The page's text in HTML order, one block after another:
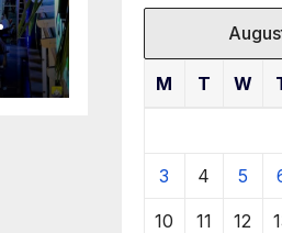
M T W
3 4 5
10 11 12